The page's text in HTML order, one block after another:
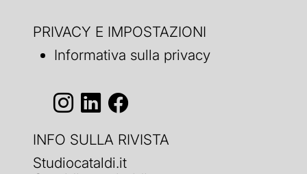
PRIVACY E IMPOSTAZIONI
Informativa sulla privacy
INFO SULLA RIVISTA
Studiocataldi.it